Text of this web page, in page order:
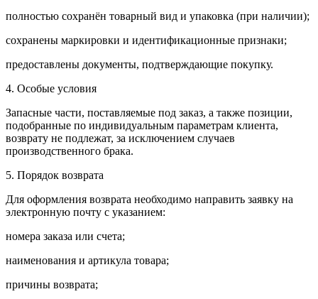
полностью сохранён товарный вид и упаковка (при наличии);
сохранены маркировки и идентификационные признаки;
предоставлены документы, подтверждающие покупку.
4. Особые условия
Запасные части, поставляемые под заказ, а также позиции,
подобранные по индивидуальным параметрам клиента,
возврату не подлежат, за исключением случаев
производственного брака.
5. Порядок возврата
Для оформления возврата необходимо направить заявку на
электронную почту с указанием:
номера заказа или счета;
наименования и артикула товара;
причины возврата;